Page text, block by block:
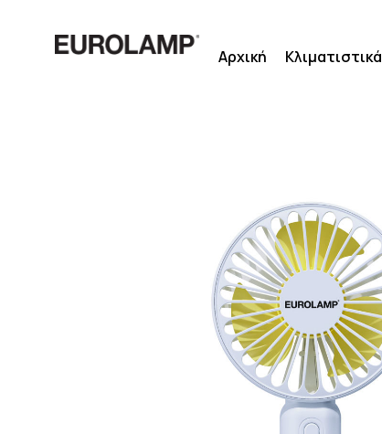
περιεχόμενο
Αρχική Κλιματιστικά